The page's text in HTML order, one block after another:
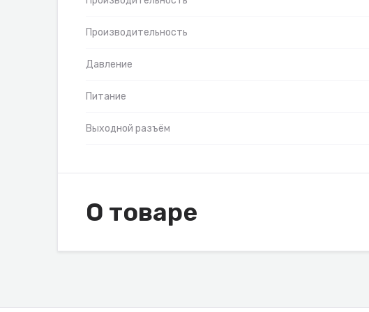
Производительность
Давление
Питание
Выходной разъём
О товаре